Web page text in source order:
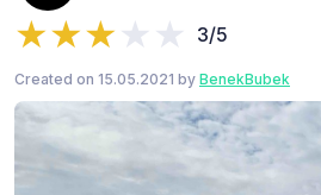
3/5
Created on 15.05.2021 by BenekBubek